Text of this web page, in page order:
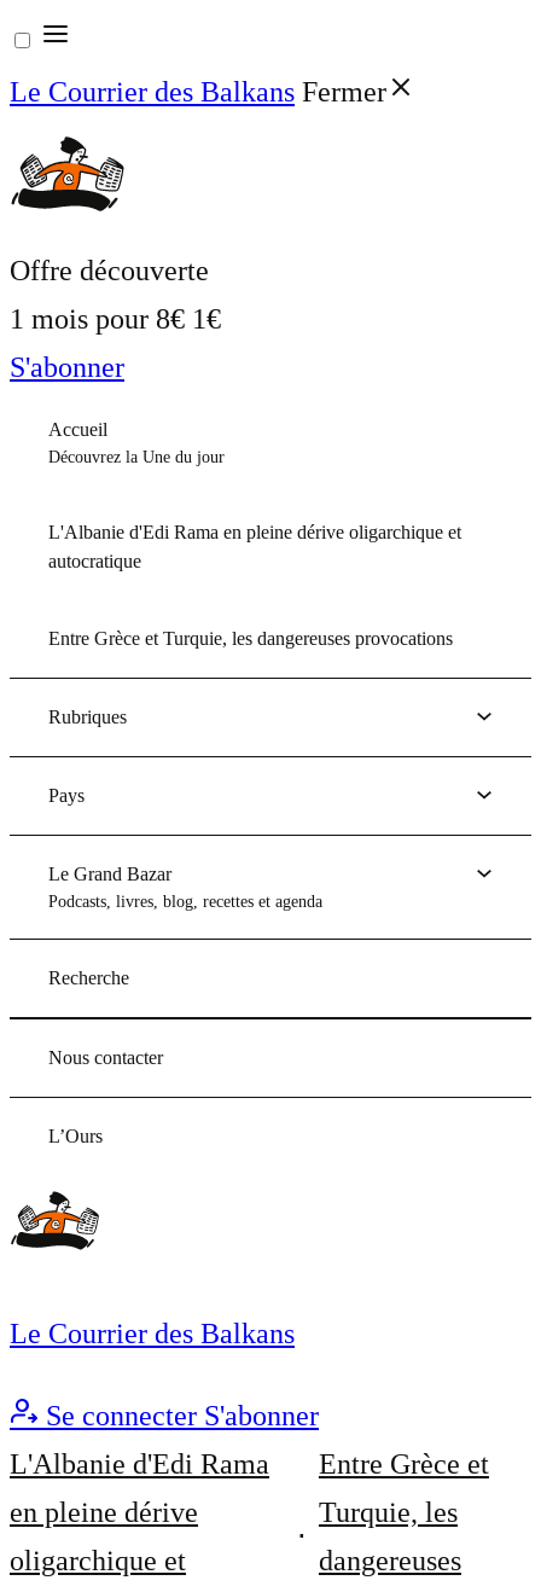
Aller
au
contenu
Le Courrier des Balkans Fermer
Offre découverte
1 mois pour 8€ 1€
S'abonner
Accueil
Découvrez la Une du jour
L'Albanie d'Edi Rama en pleine dérive oligarchique et
autocratique
Entre Grèce et Turquie, les dangereuses provocations
Rubriques
Pays
Le Grand Bazar
Podcasts, livres, blog, recettes et agenda
Recherche
Nous contacter
L’Ours
Le Courrier des Balkans
Se connecter S'abonner
L'Albanie d'Edi Rama
en pleine dérive
oligarchique et
Entre Grèce et
Turquie, les
dangereuses